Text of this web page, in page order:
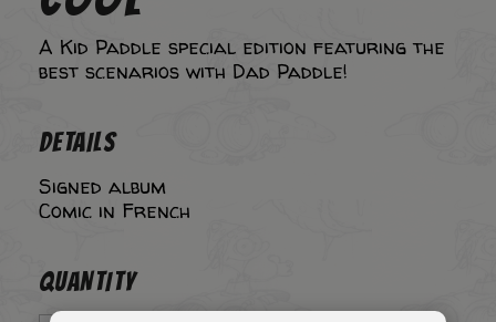
A Kid Paddle special edition featuring the
best scenarios with Dad Paddle!
DETAILS
Signed album
Comic in French
QUANTITY